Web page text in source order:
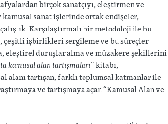
birçok sanatçıyı, eleştirmen ve
sanat işlerinde ortak endişeler,
Karşılaştırmalı bir metodoloji ile bu
çeşitli işbirlikleri sergileme ve bu süreçler
eleştirel duruşlar alma ve müzakere şekillerini
kamusal alan tartışmaları” kitabı,
alanı tartışan, farklı toplumsal katmanlar ile
ve tartışmaya açan “Kamusal Alan ve